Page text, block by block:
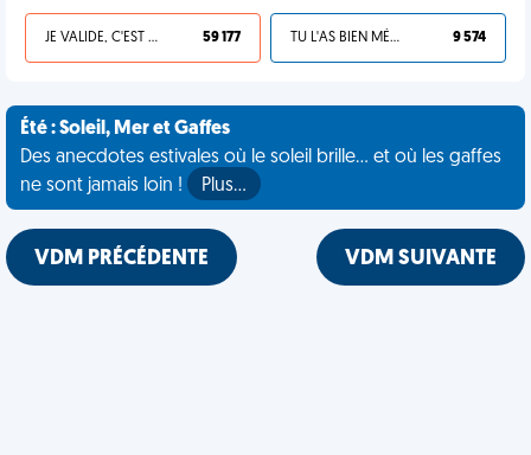
JE VALIDE, C'EST UNE VDM 59 177 TU L'AS BIEN MÉRITÉ 9 574
Été : Soleil, Mer et Gaffes
Des anecdotes estivales où le soleil brille... et où les gaffes
ne sont jamais loin !
Plus…
VDM PRÉCÉDENTE VDM SUIVANTE